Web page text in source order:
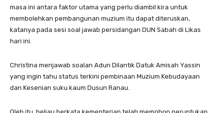
masa ini antara faktor utama yang perlu diambil kira untuk
membolehkan pembangunan muzium itu dapat diteruskan,
katanya pada sesi soal jawab persidangan DUN Sabah di Likas
hari ini.
Christina menjawab soalan Adun Dilantik Datuk Amisah Yassin
yang ingin tahu status terkini pembinaan Muzium Kebudayaan
dan Kesenian suku kaum Dusun Ranau.